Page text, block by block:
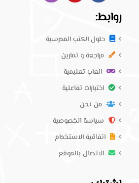
روابط:
حلول الكتب المدرسية
مراجعة و تمارين
العاب تعليمية
اختبارات تفاعلية
من نحن
سياسة الخصوصية
اتفاقية الاستخدام
الاتصال بالموقع